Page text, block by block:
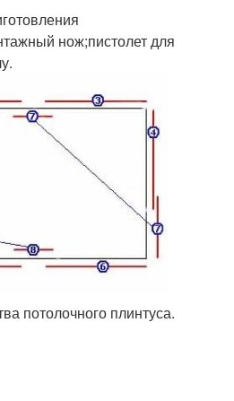
нож;пистолет для
потолочного плинтуса.